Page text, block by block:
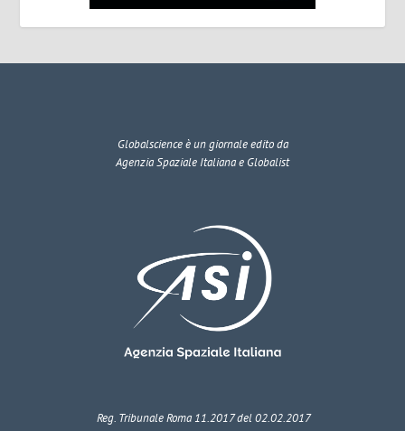
Globalscienceè un giornale edito da
Agenzia Spaziale Italiana e Globalist
Reg. Tribunale Roma 11.2017 del 02.02.2017